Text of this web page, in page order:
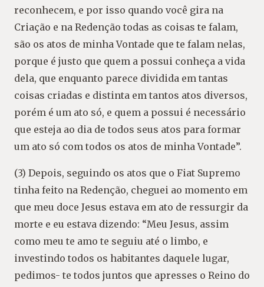
reconhecem, e por isso quando você gira na
Criação e na Redenção todas as coisas te falam,
são os atos de minha Vontade que te falam nelas,
porque é justo que quem a possui conheça a vida
dela, que enquanto parece dividida em tantas
coisas criadas e distinta em tantos atos diversos,
porém é um ato só, e quem a possui é necessário
que esteja ao dia de todos seus atos para formar
um ato só com todos os atos de minha Vontade”.
(3) Depois, seguindo os atos que o Fiat Supremo
tinha feito na Redenção, cheguei ao momento em
que meu doce Jesus estava em ato de ressurgir da
morte e eu estava dizendo: “Meu Jesus, assim
como meu te amo te seguiu até o limbo, e
investindo todos os habitantes daquele lugar,
pedimos- te todos juntos que apresses o Reino do